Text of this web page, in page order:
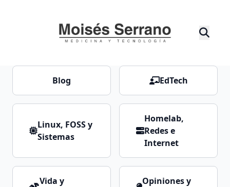
Blog EdTech
Linux, FOSS y
Sistemas
Homelab,
Redes e
Internet
Vida y
Opiniones y